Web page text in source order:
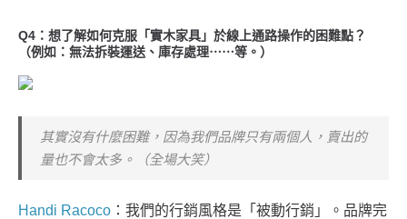
Q4：想了解如何克服「實木家具」於線上通路操作的困難點？
（例如：無法拆裝運送、庫存處理⋯⋯等。）
其實沒有什麼困難，因為我們品牌只有兩個人，賣出的
量也不會太多。（全場大笑）
Handi Racoco ：我們的行銷風格是「被動行銷」。品牌完